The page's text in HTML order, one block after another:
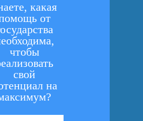
какая
от
чтобы
свой
на